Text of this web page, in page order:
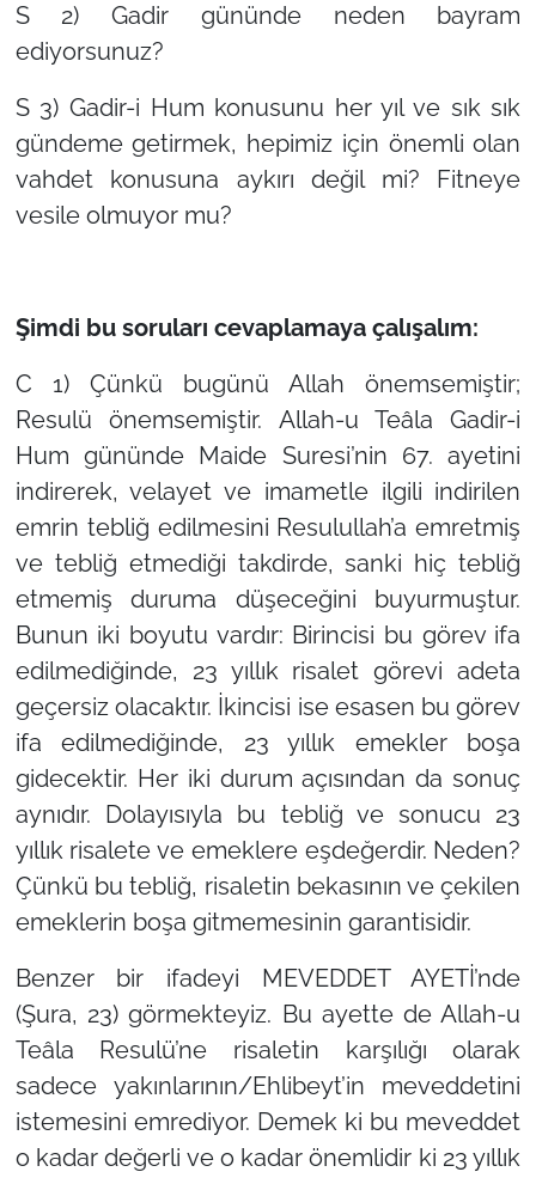
S 2) Gadir gününde neden bayram
ediyorsunuz?
S 3) Gadir-i Hum konusunu her yıl ve sık sık
gündeme getirmek, hepimiz için önemli olan
vahdet konusuna aykırı değil mi? Fitneye
vesile olmuyor mu?
Şimdi bu soruları cevaplamaya çalışalım:
C 1) Çünkü bugünü Allah önemsemiştir;
Resulü önemsemiştir. Allah-u Teâla Gadir-i
Hum gününde Maide Suresi’nin 67. ayetini
indirerek, velayet ve imametle ilgili indirilen
emrin tebliğ edilmesini Resulullah’a emretmiş
ve tebliğ etmediği takdirde, sanki hiç tebliğ
etmemiş duruma düşeceğini buyurmuştur.
Bunun iki boyutu vardır: Birincisi bu görev ifa
edilmediğinde, 23 yıllık risalet görevi adeta
geçersiz olacaktır. İkincisi ise esasen bu görev
ifa edilmediğinde, 23 yıllık emekler boşa
gidecektir. Her iki durum açısından da sonuç
aynıdır. Dolayısıyla bu tebliğ ve sonucu 23
yıllık risalete ve emeklere eşdeğerdir. Neden?
Çünkü bu tebliğ, risaletin bekasının ve çekilen
emeklerin boşa gitmemesinin garantisidir.
Benzer bir ifadeyi MEVEDDET AYETİ’nde
(Şura, 23) görmekteyiz. Bu ayette de Allah-u
Teâla Resulü’ne risaletin karşılığı olarak
sadece yakınlarının/Ehlibeyt’in meveddetini
istemesini emrediyor. Demek ki bu meveddet
o kadar değerli ve o kadar önemlidir ki 23 yıllık